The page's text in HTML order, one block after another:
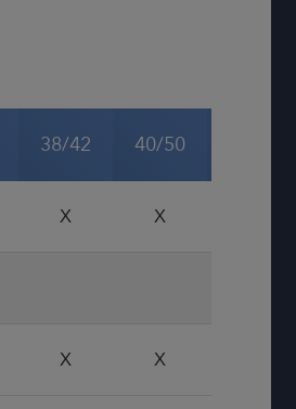
38/42 40/50
X X
X X